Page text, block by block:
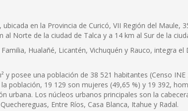
en la Provincia de Curicó, VII Región del Maule,
Norte de la ciudad de Talca y a 14 km al Sur de la
Hualañé, Licantén, Vichuquén y Rauco, integra el
y posee una población de 38 521 habitantes (Censo
población, 19 129 son mujeres (49,65 %) y 19 392,
urbana. Los núcleos urbanos principales son la
Entre Ríos, Casa Blanca, Itahue y Radal.